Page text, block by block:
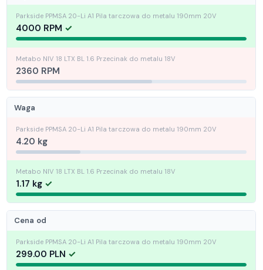
4000 RPM
2360 RPM
Waga
4.20 kg
1.17 kg
Cena od
299.00 PLN